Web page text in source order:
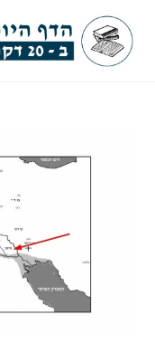
content